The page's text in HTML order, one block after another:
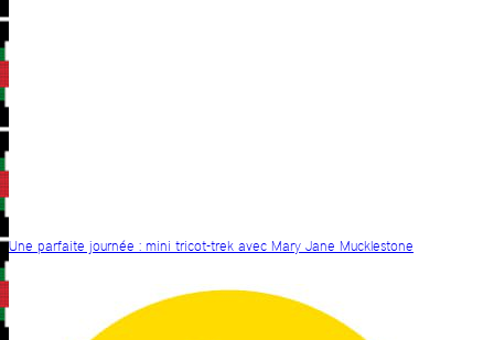
Une parfaite journée : mini tricot-trek avec Mary Jane Mucklestone